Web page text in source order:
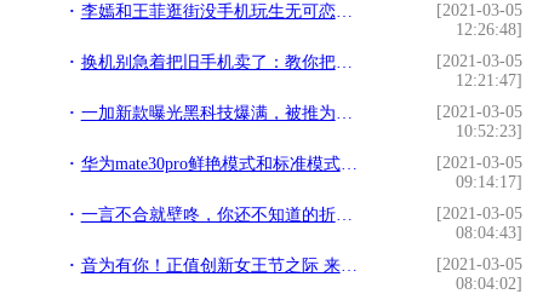
李嫣和王菲逛街没手机玩生无可恋，李亚鹏和她逛街把她拍成公主!
[2021-03-05
12:26:48]
换机别急着把旧手机卖了：教你把它改成家庭摄像头!
[2021-03-05
12:21:47]
一加新款曝光黑科技爆满，被推为国产手机学习的新标杆！!
[2021-03-05
10:52:23]
华为mate30pro鲜艳模式和标准模式的区别（非专业）大家看着玩!
[2021-03-05
09:14:17]
一言不合就壁咚，你还不知道的折叠手机玩法!
[2021-03-05
08:04:43]
音为有你！正值创新女王节之际 来入手这些声卡耳机吧!
[2021-03-05
08:04:02]